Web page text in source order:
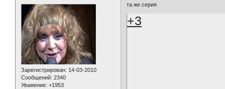
Зарегистрирован: 14-03-2010
Сообщений: 2340
Уважение: +1953
та же серия
+3